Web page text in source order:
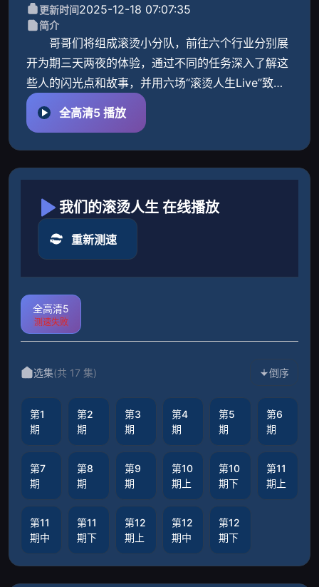
更新时间2025-12-18 07:07:35
简介
哥哥们将组成滚烫小分队，前往六个行业分别展
开为期三天两夜的体验，通过不同的任务深入了解这
些人的闪光点和故事，并用六场“滚烫人生Live”致敬
凡人英雄。
全高清5 播放
我们的滚烫人生 在线播放
重新测速
全高清5
测速失败
选集(共 17 集) 倒序
第1
期
第2
期
第3
期
第4
期
第5
期
第6
期
第7
期
第8
期
第9
期
第10
期上
第10
期下
第11
期上
第11
期中
第11
期下
第12
期上
第12
期中
第12
期下